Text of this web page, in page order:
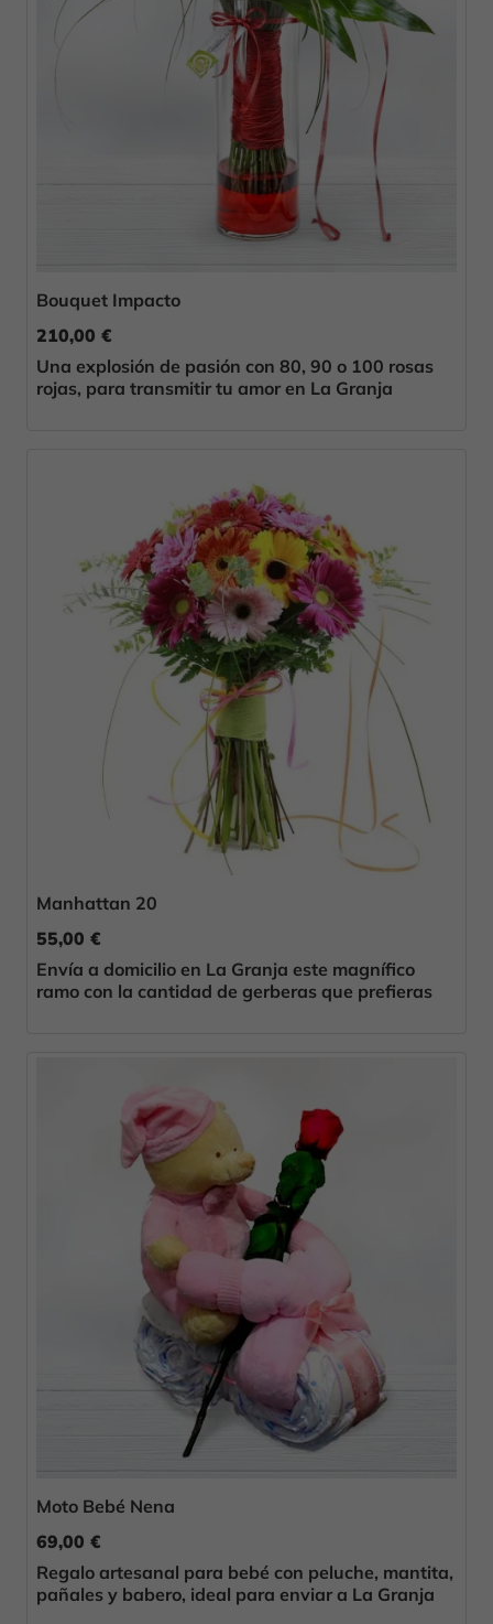
Bouquet Impacto
210,00 €
Una explosión de pasión con 80, 90 o 100 rosas
rojas, para transmitir tu amor en La Granja
Manhattan 20
55,00 €
Envía a domicilio en La Granja este magnífico
ramo con la cantidad de gerberas que prefieras
Moto Bebé Nena
69,00 €
Regalo artesanal para bebé con peluche, mantita,
pañales y babero, ideal para enviar a La Granja